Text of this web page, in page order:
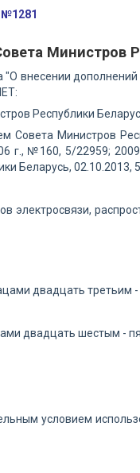
№1281
Министров
внесении
Республики
Совета Министров
г., №160, 5/22959;
Беларусь, 02.10.2013,
двадцать третьим
двадцать шестым -
условием